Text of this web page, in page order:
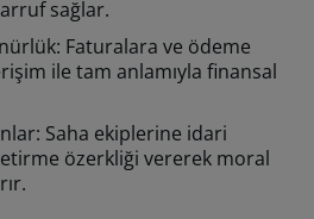
sağlar.
Faturalara ve ödeme
ile tam anlamıyla finansal
Saha ekiplerine idari
özerkliği vererek moral